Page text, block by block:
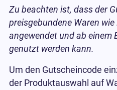
Zu beachten ist, dass der
preisgebundene Waren
angewendet und ab einem
genutzt werden kann.
Um den Gutscheincode
der Produktauswahl auf